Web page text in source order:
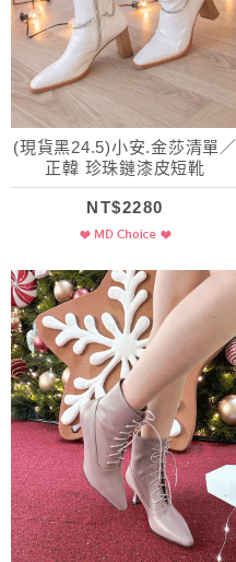
(現貨黑24.5)小安.金莎清單／
正韓 珍珠鏈漆皮短靴
NT$2280